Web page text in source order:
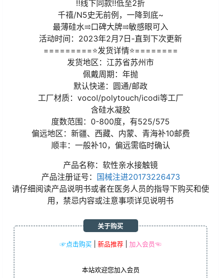
‼线下同款‼低至2折
千禧/N5史无前例，一降到底~
最薄硅水⥤口碑大牌⥤敏感眼可入
活动时间：2023年2月7日-直到下次更新
=========⭐发货详情⭐========
发货地区：江苏省苏州市
佩戴周期：年抛
默认快递：圆通/邮政
工厂材质：vocol/polytouch/icodi等工厂
含硅水凝胶
度数范围：0-800度，有525/575
偏远地区：新疆、西藏、内蒙、青海补10邮费
顺丰：一般补10，偏远需临时确认
产品名称：软性亲水接触镜
产品注册证号：
国械注进20173226473
请仔细阅读产品说明书或者在医务人员的指导下购买和使
用，禁忌内容或注意事项详见说明书
☞点击购买 新品推荐 加入会员☜
关于购买
本站欢迎您加入会员